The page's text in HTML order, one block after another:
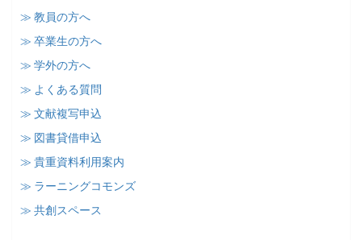
≫ 教員の方へ
≫ 卒業生の方へ
≫ 学外の方へ
≫ よくある質問
≫ 文献複写申込
≫ 図書貸借申込
≫ 貴重資料利用案内
≫ ラーニングコモンズ
≫ 共創スペース